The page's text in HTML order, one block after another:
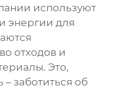
используют
энергии для
отходов и
Это,
заботиться об